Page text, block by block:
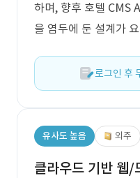
하며, 향후 호텔 CMS
을 염두에 둔 설계가
로그인 후
유사도 높음 외주
클라우드 기반 웹/